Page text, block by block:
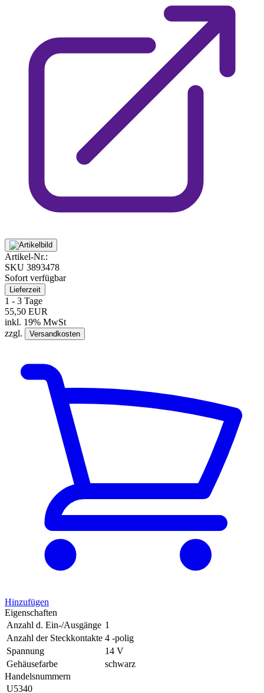
Artikel-Nr.:
SKU 3893478
Sofort verfügbar
Lieferzeit
1 - 3 Tage
55,50 EUR
inkl. 19% MwSt
zzgl.
Versandkosten
Hinzufügen
Eigenschaften
Anzahl d. Ein-/Ausgänge 1
Anzahl der Steckkontakte 4 -polig
Spannung
14 V
Gehäusefarbe
schwarz
Handelsnummern
U5340